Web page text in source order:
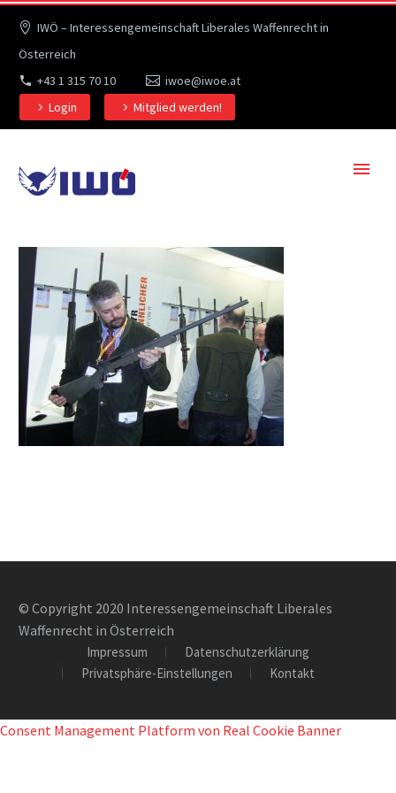
IWÖ – Interessengemeinschaft Liberales Waffenrecht in
Österreich
+43 1 315 70 10
iwoe@iwoe.at
Login
Mitglied werden!
© Copyright 2020 Interessengemeinschaft Liberales
Waffenrecht in Österreich
Impressum
Datenschutzerklärung
Privatsphäre-Einstellungen
Kontakt
Consent Management Platform von Real Cookie Banner